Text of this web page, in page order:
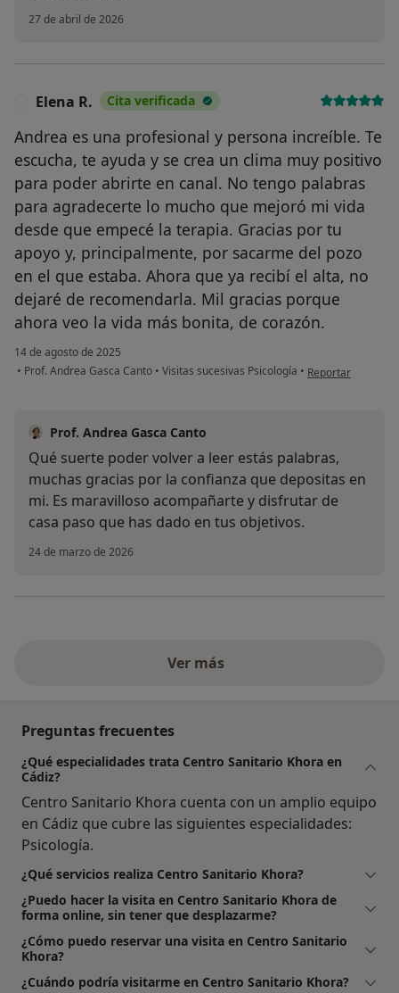
27 de abril de 2026
Elena R. Cita verificada
Andrea es una profesional y persona increíble. Te
escucha, te ayuda y se crea un clima muy positivo
para poder abrirte en canal. No tengo palabras
para agradecerte lo mucho que mejoró mi vida
desde que empecé la terapia. Gracias por tu
apoyo y, principalmente, por sacarme del pozo
en el que estaba. Ahora que ya recibí el alta, no
dejaré de recomendarla. Mil gracias porque
ahora veo la vida más bonita, de corazón.
14 de agosto de 2025
• Prof. Andrea Gasca Canto • Visitas sucesivas Psicología • en opinión del
Reportar
Prof. Andrea Gasca Canto
Qué suerte poder volver a leer estás palabras,
muchas gracias por la confianza que depositas en
mi. Es maravilloso acompañarte y disfrutar de
casa paso que has dado en tus objetivos.
24 de marzo de 2026
Ver más
Preguntas frecuentes
¿Qué especialidades trata Centro Sanitario Khora en
Cádiz?
Centro Sanitario Khora cuenta con un amplio equipo
en Cádiz que cubre las siguientes especialidades:
Psicología.
¿Qué servicios realiza Centro Sanitario Khora?
¿Puedo hacer la visita en Centro Sanitario Khora de
forma online, sin tener que desplazarme?
¿Cómo puedo reservar una visita en Centro Sanitario
Khora?
¿Cuándo podría visitarme en Centro Sanitario Khora?